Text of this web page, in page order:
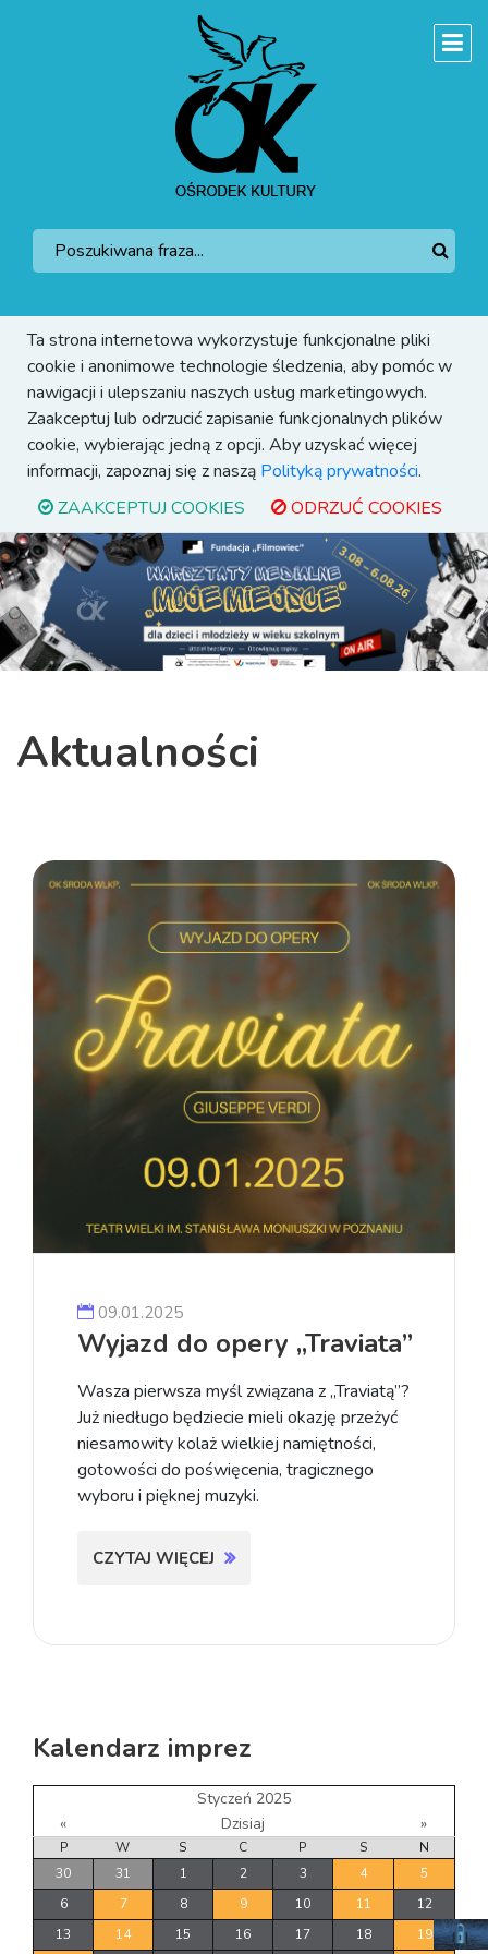
Ta strona internetowa wykorzystuje funkcjonalne pliki
cookie i anonimowe technologie śledzenia, aby pomóc w
nawigacji i ulepszaniu naszych usług marketingowych.
Zaakceptuj lub odrzucić zapisanie funkcjonalnych plików
cookie, wybierając jedną z opcji. Aby uzyskać więcej
informacji, zapoznaj się z naszą Polityką prywatności.
ZAAKCEPTUJ COOKIES
ODRZUĆ COOKIES
Previous Next
Aktualności
09.01.2025
Wyjazd do opery „Traviata”
Wasza pierwsza myśl związana z „Traviatą”?
Już niedługo będziecie mieli okazję przeżyć
niesamowity kolaż wielkiej namiętności,
gotowości do poświęcenia, tragicznego
wyboru i pięknej muzyki.
CZYTAJ WIĘCEJ
Kalendarz imprez
Styczeń 2025
«
Dzisiaj »
P W S C P S
N
30
31 1 2 3 4
5
6
7 8 9 10 11
12
13
14 15 16 17 18 19